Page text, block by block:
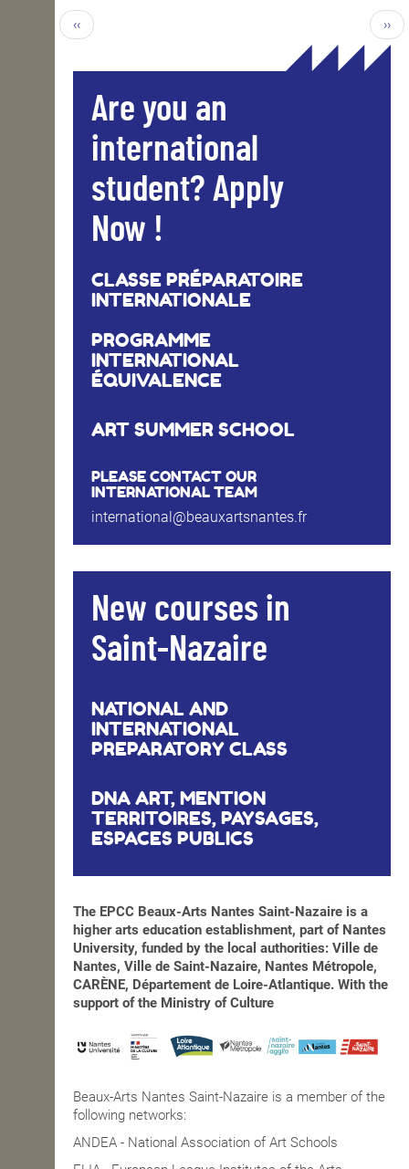
‹‹ ››
Are you an
international
student? Apply
Now !
CLASSE PRÉPARATOIRE
INTERNATIONALE
PROGRAMME
INTERNATIONAL
ÉQUIVALENCE
ART SUMMER SCHOOL
PLEASE CONTACT OUR
INTERNATIONAL TEAM
international@beauxartsnantes.fr
New courses in
Saint-Nazaire
NATIONAL AND
INTERNATIONAL
PREPARATORY CLASS
DNA ART, MENTION
TERRITOIRES, PAYSAGES,
ESPACES PUBLICS
The EPCC Beaux-Arts Nantes Saint-Nazaire is a
higher arts education establishment, part of Nantes
University, funded by the local authorities: Ville de
Nantes, Ville de Saint-Nazaire, Nantes Métropole,
CARÈNE, Département de Loire-Atlantique. With the
support of the Ministry of Culture
Beaux-Arts Nantes Saint-Nazaire is a member of the
following networks:
ANDEA - National Association of Art Schools